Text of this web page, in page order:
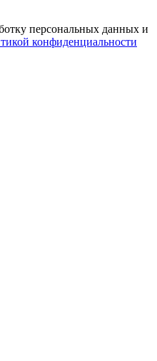
персональных данных и
конфиденциальности